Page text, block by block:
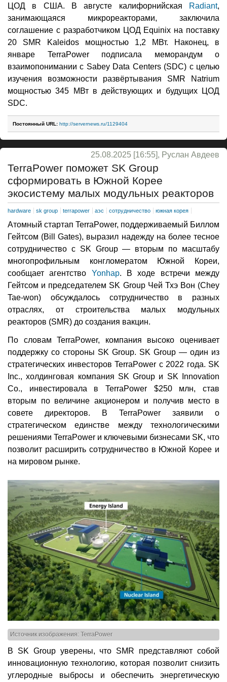
ЦОД в США. В августе калифорнийская Radiant,
занимающаяся микрореакторами, заключила
соглашение с разработчиком ЦОД Equinix на поставку
20 SMR Kaleidos мощностью 1,2 МВт. Наконец, в
январе TerraPower подписала меморандум о
взаимопонимании с Sabey Data Centers (SDC) с целью
изучения возможности развёртывания SMR Natrium
мощностью 345 МВт в действующих и будущих ЦОД
SDC.
Постоянный URL: http://servernews.ru/1129404
25.08.2025 [16:55], Руслан Авдеев
TerraPower поможет SK Group
сформировать в Южной Корее
экосистему малых модульных реакторов
hardware sk group terrapower аэс сотрудничество южная корея
Атомный стартап TerraPower, поддерживаемый Биллом
Гейтсом (Bill Gates), выразил надежду на более тесное
сотрудничество с SK Group — вторым по масштабу
многопрофильным конгломератом Южной Кореи,
сообщает агентство Yonhap. В ходе встречи между
Гейтсом и председателем SK Group Чей Тхэ Вон (Chey
Tae-won) обсуждалось сотрудничество в разных
отраслях, от строительства малых модульных
реакторов (SMR) до создания вакцин.
По словам TerraPower, компания высоко оценивает
поддержку со стороны SK Group. SK Group — один из
стратегических инвесторов TerraPower с 2022 года. SK
Inc., холдинговая компания SK Group и SK Innovation
Co., инвестировала в TerraPower $250 млн, став
вторым по величине акционером и получив место в
совете директоров. В TerraPower заявили о
стратегическом единстве между технологическими
решениями TerraPower и ключевыми бизнесами SK, что
позволит расширить сотрудничество в Южной Корее и
на мировом рынке.
Источник изображения: TerraPower
В SK Group уверены, что SMR представляют собой
инновационную технологию, которая позволит снизить
углеродные выбросы и обеспечить энергетическую